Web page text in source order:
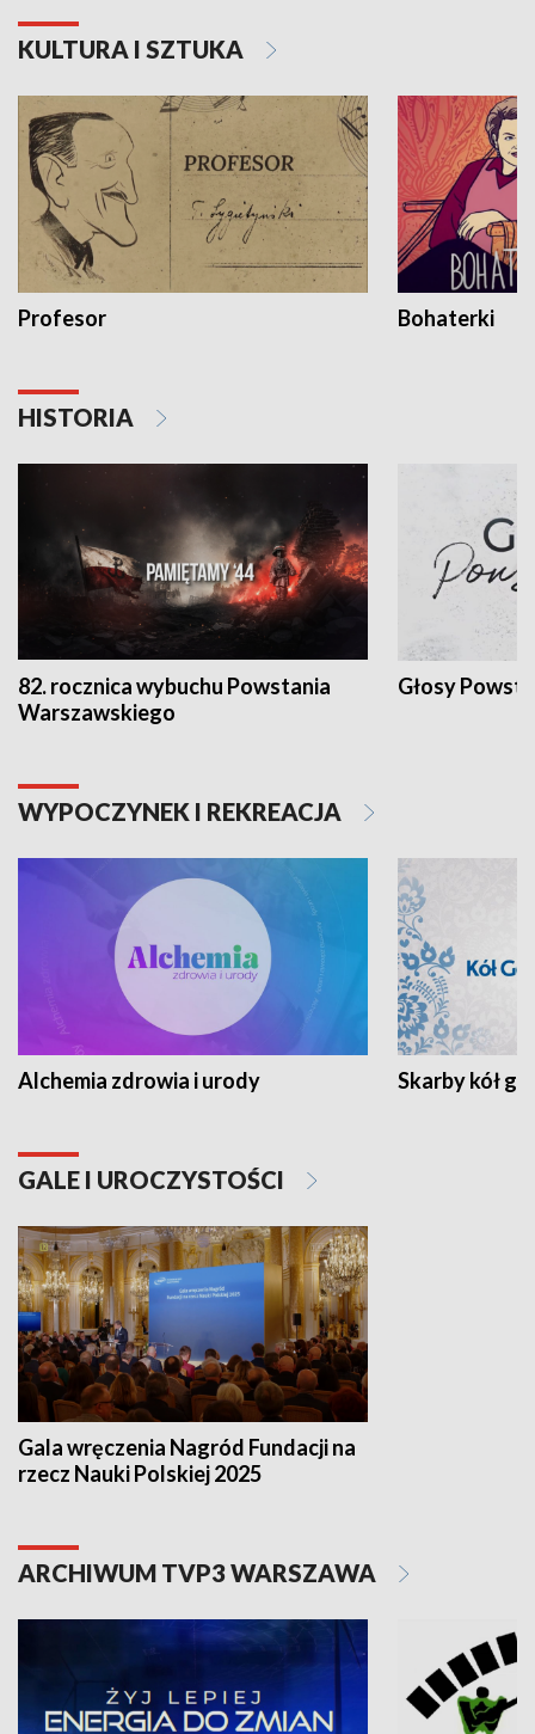
KULTURA I SZTUKA
Profesor Bohaterki
HISTORIA
82. rocznica wybuchu Powstania
Warszawskiego
Głosy
WYPOCZYNEK I REKREACJA
Alchemia zdrowia i urody Skarby kół
GALE I UROCZYSTOŚCI
Gala wręczenia Nagród Fundacji na
rzecz Nauki Polskiej 2025
ARCHIWUM TVP3 WARSZAWA